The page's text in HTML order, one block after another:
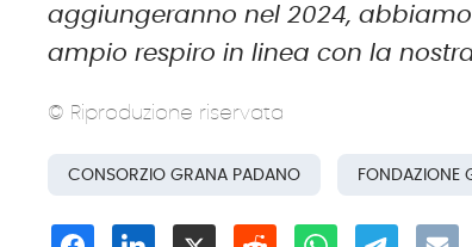
aggiungeranno nel 2024,
ampio respiro in linea con la
© Riproduzione riservata
CONSORZIO GRANA PADANO FONDAZIONE